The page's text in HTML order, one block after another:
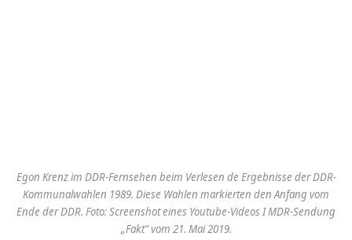
Egon Krenz im DDR-Fernsehen beim Verlesen de Ergebnisse der DDR-
Kommunalwahlen 1989. Diese Wahlen markierten den Anfang vom
Ende der DDR. Foto: Screenshot eines Youtube-Videos I MDR-Sendung
„Fakt“ vom 21. Mai 2019.